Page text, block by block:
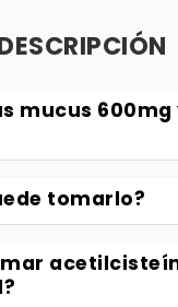
mucus
tomarlo?